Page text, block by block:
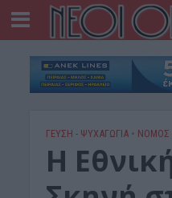
ΓΕΎΣΗ - ΨΥΧΑΓΩΓΊΑ • ΝΟΜΌΣ
Η